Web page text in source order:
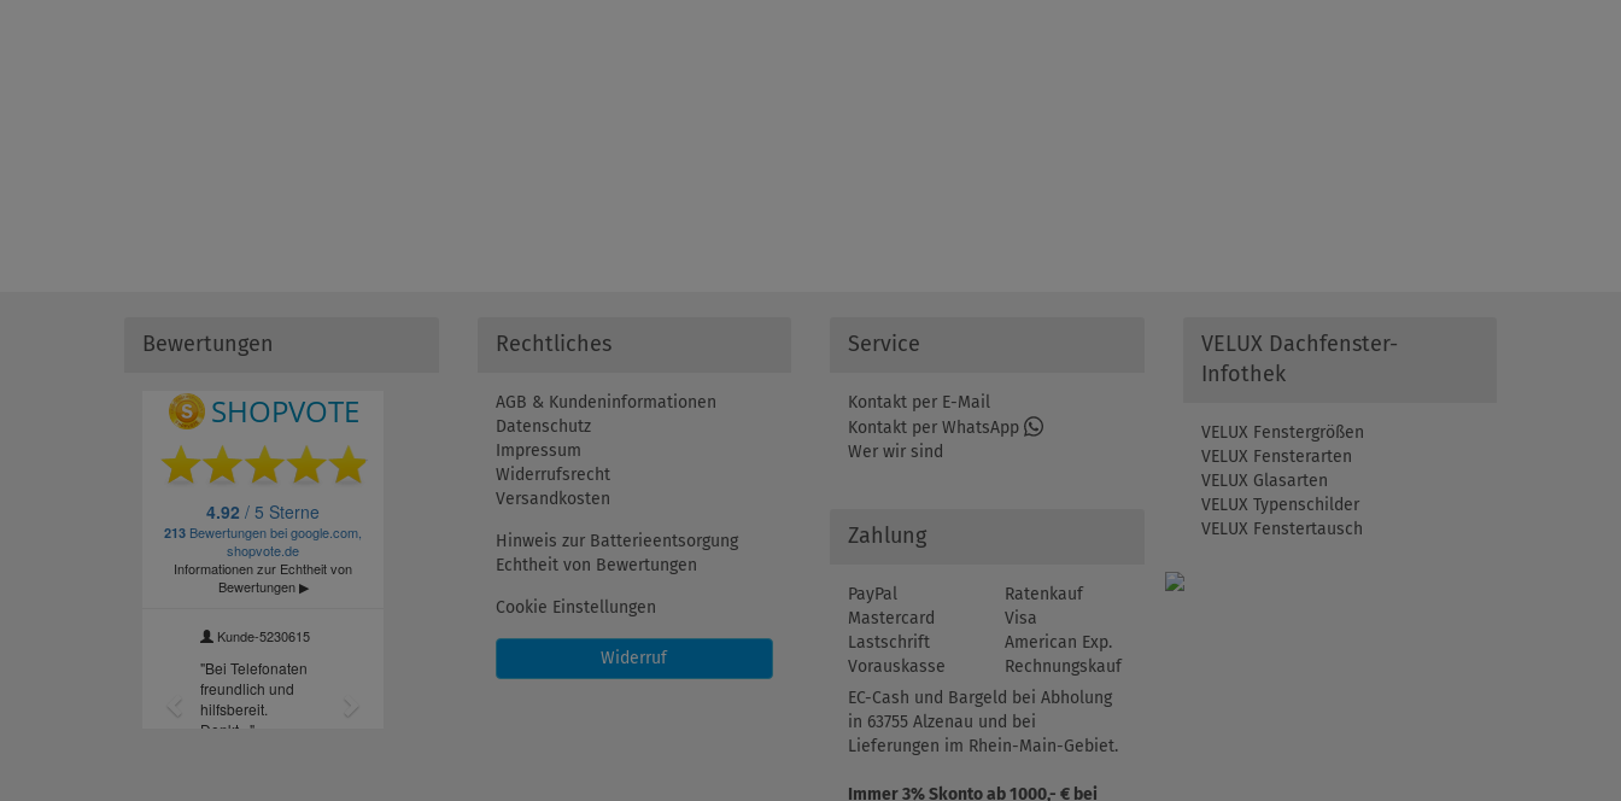
Bewertungen Rechtliches
AGB & Kundeninformationen
Datenschutz
Impressum
Widerrufsrecht
Versandkosten
Hinweis zur Batterieentsorgung
Echtheit von Bewertungen
Cookie Einstellungen
Widerruf
Service
Kontakt per E-Mail
Kontakt per WhatsApp
Wer wir sind
Zahlung
PayPal
Ratenkauf
Mastercard
Visa
Lastschrift
American Exp.
Vorauskasse
Rechnungskauf
EC-Cash und Bargeld bei Abholung
in 63755 Alzenau und bei
Lieferungen im Rhein-Main-Gebiet.
Immer 3% Skonto ab 1000,- € bei
VELUX Dachfenster-
Infothek
VELUX Fenstergrößen
VELUX Fensterarten
VELUX Glasarten
VELUX Typenschilder
VELUX Fenstertausch